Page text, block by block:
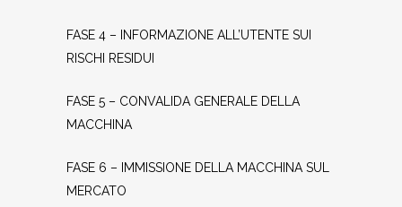
FASE 4 – INFORMAZIONE ALL’UTENTE SUI
RISCHI RESIDUI
FASE 5 – CONVALIDA GENERALE DELLA
MACCHINA
FASE 6 – IMMISSIONE DELLA MACCHINA SUL
MERCATO